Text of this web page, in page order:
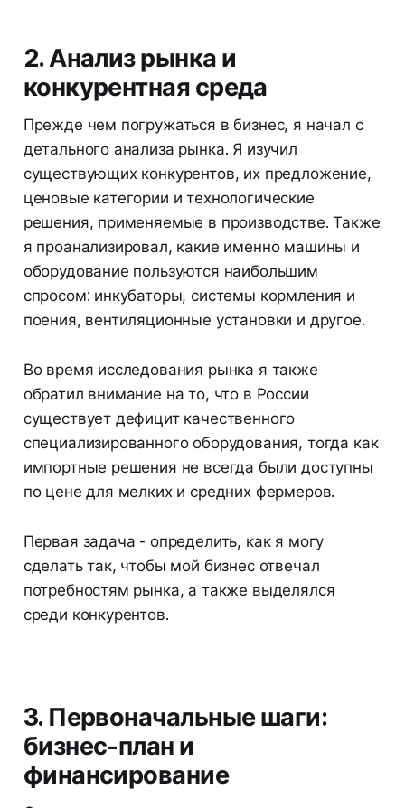
2. Анализ рынка и
конкурентная среда
Прежде чем погружаться в бизнес, я начал с
детального анализа рынка. Я изучил
существующих конкурентов, их предложение,
ценовые категории и технологические
решения, применяемые в производстве. Также
я проанализировал, какие именно машины и
оборудование пользуются наибольшим
спросом: инкубаторы, системы кормления и
поения, вентиляционные установки и другое.
Во время исследования рынка я также
обратил внимание на то, что в России
существует дефицит качественного
специализированного оборудования, тогда как
импортные решения не всегда были доступны
по цене для мелких и средних фермеров.
Первая задача - определить, как я могу
сделать так, чтобы мой бизнес отвечал
потребностям рынка, а также выделялся
среди конкурентов.
3. Первоначальные шаги:
бизнес-план и
финансирование